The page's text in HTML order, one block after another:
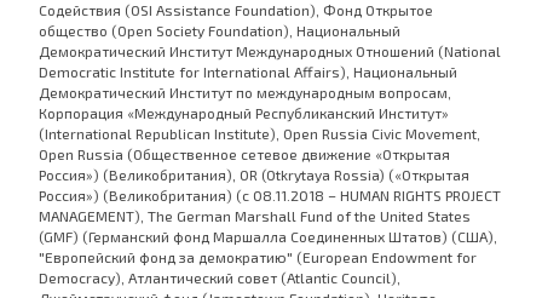
Содействия (OSI Assistance Foundation), Фонд Открытое
общество (Open Society Foundation), Национальный
Демократический Институт Международных Отношений (National
Democratic Institute for International Affairs), Национальный
Демократический Институт по международным вопросам,
Корпорация «Международный Республиканский Институт»
(International Republican Institute), Open Russia Civic Movement,
Open Russia (Общественное сетевое движение «Открытая
Россия») (Великобритания), OR (Otkrytaya Rossia) («Открытая
Россия») (Великобритания) (с 08.11.2018 – HUMAN RIGHTS PROJECT
MANAGEMENT), The German Marshall Fund of the United States
(GMF) (Германский фонд Маршалла Соединенных Штатов) (США),
"Европейский фонд за демократию" (European Endowment for
Democracy), Атлантический совет (Atlantic Council),